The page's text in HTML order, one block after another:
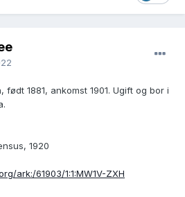
født 1881, ankomst 1901. Ugift og bor i
1920
ark:/61903/1:1:MW1V-ZXH